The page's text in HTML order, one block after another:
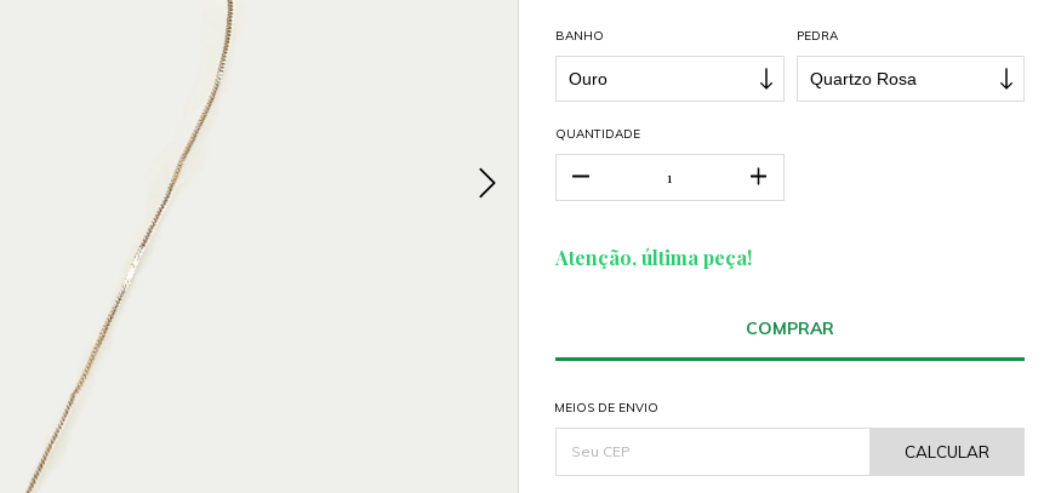
BANHO PEDRA
QUANTIDADE
Atenção, última peça!
MEIOS DE ENVIO
CALCULAR